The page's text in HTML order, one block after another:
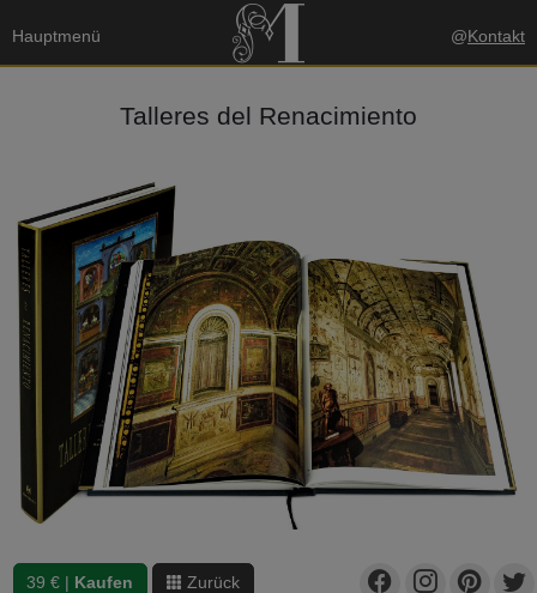
Hauptmenü @Kontakt
Talleres del Renacimiento
39 € | Kaufen Zurück